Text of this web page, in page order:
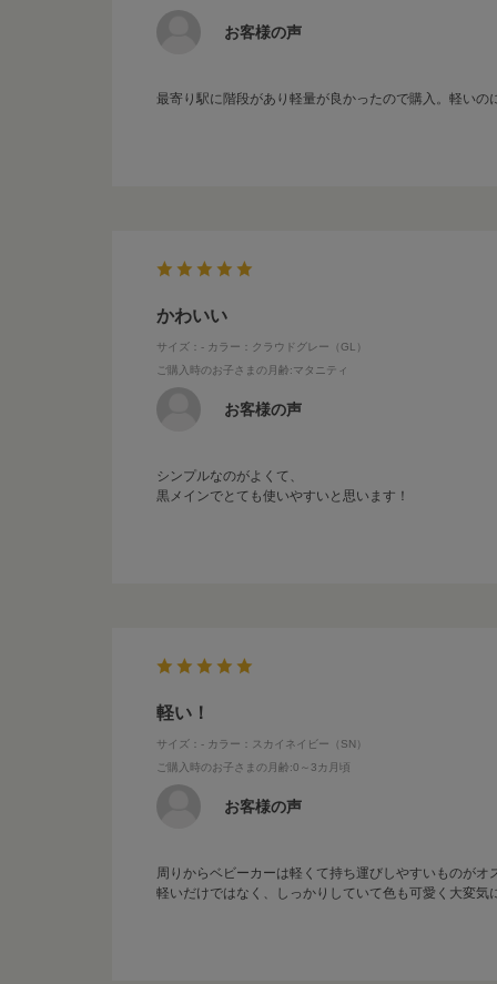
お客様の声
最寄り駅に階段があり軽量が良かったので購入。軽いの
かわいい
サイズ：- カラー：クラウドグレー（GL）
ご購入時のお子さまの月齢:マタニティ
お客様の声
シンプルなのがよくて、
黒メインでとても使いやすいと思います！
軽い！
サイズ：- カラー：スカイネイビー（SN）
ご購入時のお子さまの月齢:0～3カ月頃
お客様の声
周りからベビーカーは軽くて持ち運びしやすいものが
軽いだけではなく、しっかりしていて色も可愛く大変気